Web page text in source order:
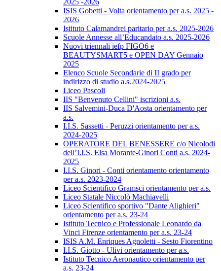
2025 -2026
ISIS Gobetti - Volta orientamento per a.s. 2025 -
2026
Istituto Calamandrei paritario per a.s. 2025-2026
Scuole Annesse all’Educandato a.s. 2025-2026
Nuovi triennali iefp FIGO6 e
BEAUTYSMART5 e OPEN DAY Gennaio
2025
Elenco Scuole Secondarie di II grado per
indirizzo di studio a.s.2024-2025
Liceo Pascoli
IIS "Benvenuto Cellini" iscrizioni a.s.
IIS Salvemini-Duca D'Aosta orientamento per
a.s.
I.I.S. Sassetti - Peruzzi orientamento per a.s.
2024-2025
OPERATORE DEL BENESSERE c/o Nicolodi
dell’I.I.S. Elsa Morante-Ginori Conti a.s. 2024-
2025
I.I.S. Ginori - Conti orientamento orientamento
per a.s. 2023-2024
Liceo Scientifico Gramsci orientamento per a.s.
Liceo Statale Niccolò Machiavelli
Liceo Scientifico sportivo "Dante Alighieri"
orientamento per a.s. 23-24
Istituto Tecnico e Professionale Leonardo da
Vinci Firenze orientamento per a.s. 23-24
ISIS A.M. Enriques Agnoletti - Sesto Fiorentino
I.I.S. Giotto - Ulivi orientamento per a.s.
Istituto Tecnico Aeronautico orientamento per
a.s. 23-24